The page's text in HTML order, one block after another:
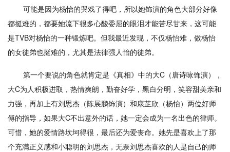
可能是因为杨怡的哭戏了得吧，所以她饰演的角色大部分好像
都挺难的，都要她流下很多心酸委屈的眼泪才能苦尽甘来，这可能
是TVB对杨怡的一种锻炼吧。但我最近发现，不仅杨怡难，做杨怡
的女徒弟也挺难的，尤其是法律强人怡的徒弟。
第一个要说的角色就肯定是《真相》中的大C（唐诗咏饰演），
大C为人积极进取，热情爽朗，勤奋好学，黑白分明，笑容甜美亲和
力强，再加上有刘思杰（陈展鹏饰演）和康芷欣（杨怡）两位好师
傅的指导，如果大C不出意外的话，她一定会成为一名出色的律师。
可惜，她的爱情路坎坷得很，最后还为爱丧命。她先是喜欢上了那
个充满正义感和小聪明的刘思杰，无奈刘思杰喜欢的人是自己的师